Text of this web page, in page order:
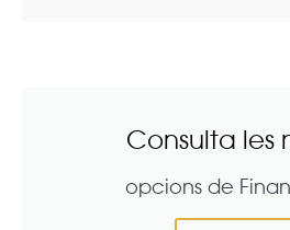
Consulta les
opcions de